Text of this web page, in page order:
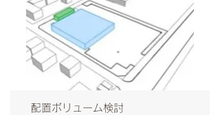
配置ボリューム検討